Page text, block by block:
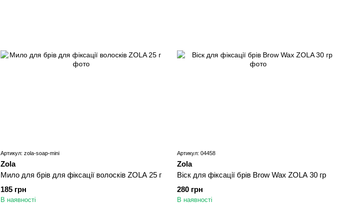
Артикул: zola-soap-mini
Zola
Мило для брів для фіксації волосків ZOLA 25 г
185 грн
В наявності
Артикул: 04458
Zola
Віск для фіксації брів Brow Wax ZOLA 30 гр
280 грн
В наявності